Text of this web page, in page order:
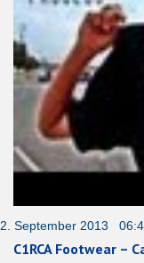
2. September 2013
C1RCA Footwear –